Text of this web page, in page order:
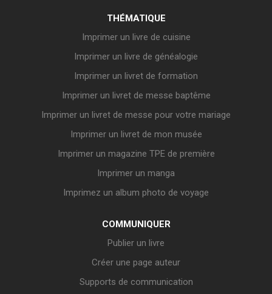
THÉMATIQUE
Imprimer un livre de cuisine
Imprimer un livre de généalogie
Imprimer un livret de formation
Imprimer un livret de messe baptême
Imprimer un livret de messe pour votre mariage
Imprimer un livret de mon musée
Imprimer un magazine TPE de première
Imprimer un manga
Imprimez un album photo de voyage
COMMUNIQUER
Publier un livre
Créer une page auteur
Supports de communication